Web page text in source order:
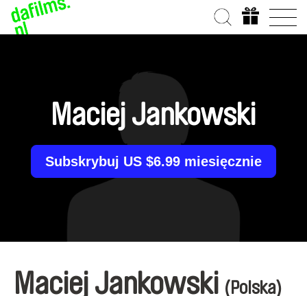
Maciej Jankowski
Subskrybuj US $6.99 miesięcznie
Maciej Jankowski (Polska)